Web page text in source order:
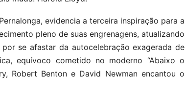
evidencia a terceira inspiração para a
pleno de suas engrenagens, atualizando
se afastar da autocelebração exagerada de
equívoco cometido no moderno “Abaixo o
Robert Benton e David Newman encantou o